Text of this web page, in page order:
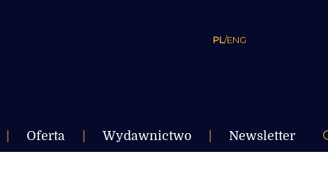
PL/ENG
Oferta Wydawnictwo Newsletter